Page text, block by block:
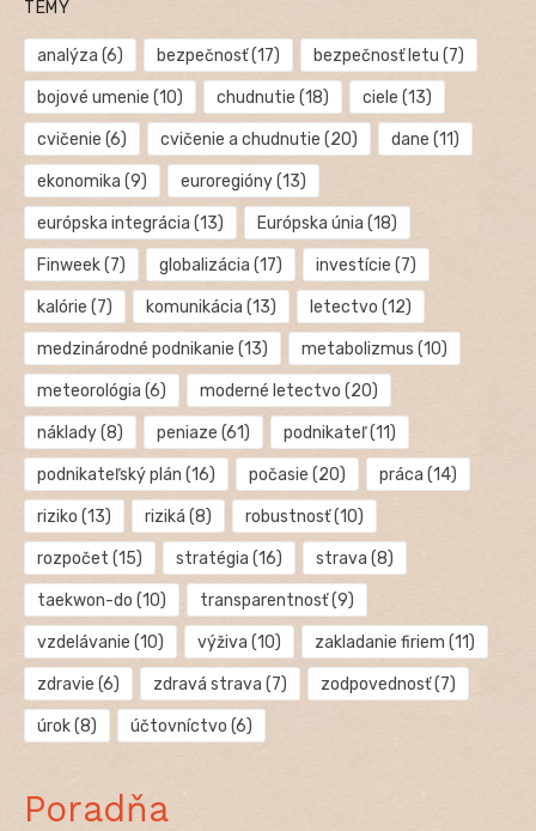
TÉMY
analýza (6) bezpečnosť(17) bezpečnosť letu (7)
bojové umenie (10) chudnutie (18) ciele (13)
cvičenie (6) cvičenie a chudnutie (20) dane (11)
ekonomika (9) euroregióny(13)
európska integrácia (13) Európska únia (18)
Finweek(7) globalizácia (17) investície (7)
kalórie (7) komunikácia (13) letectvo (12)
medzinárodné podnikanie (13) metabolizmus (10)
meteorológia (6) moderné letectvo (20)
náklady(8) peniaze (61) podnikateľ(11)
podnikateľský plán (16) počasie (20) práca (14)
riziko (13) riziká (8) robustnosť(10)
rozpočet (15) stratégia (16) strava (8)
taekwon-do (10) transparentnosť(9)
vzdelávanie (10) výživa (10) zakladanie firiem (11)
zdravie (6) zdravá strava (7) zodpovednosť(7)
úrok(8) účtovníctvo (6)
Poradňa